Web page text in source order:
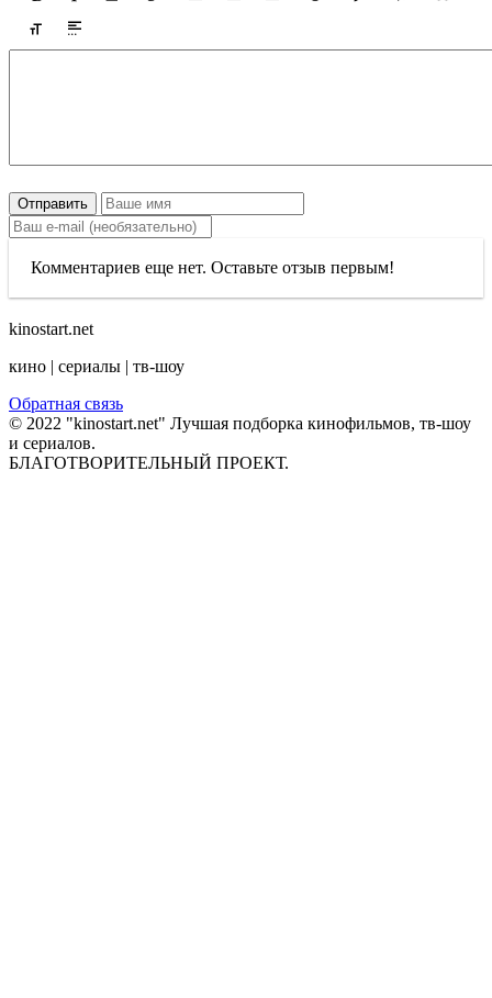
Отправить
Комментариев еще нет. Оставьте отзыв первым!
kinostart.net
кино | сериалы | тв-шоу
Обратная связь
© 2022 "kinostart.net" Лучшая подборка кинофильмов, тв-шоу
и сериалов.
БЛАГОТВОРИТЕЛЬНЫЙ ПРОЕКТ.